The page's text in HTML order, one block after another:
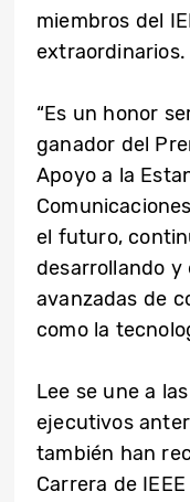
miembros del
extraordinarios.
“Es un honor
ganador del
Apoyo a la
el futuro,
desarrollando
avanzadas de
como la
Lee se une a
ejecutivos
también han
Carrera de